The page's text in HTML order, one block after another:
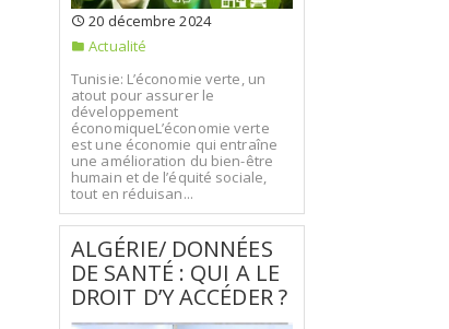
20 décembre 2024
Actualité
Tunisie: L’économie verte, un
atout pour assurer le
développement
économiqueL’économie verte
est une économie qui entraîne
une amélioration du bien-être
humain et de l’équité sociale,
tout en réduisan...
ALGÉRIE/ DONNÉES
DE SANTÉ : QUI A LE
DROIT D’Y ACCÉDER ?